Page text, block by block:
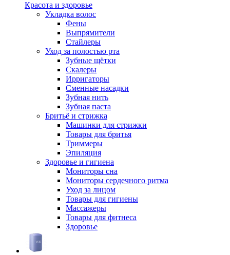
Красота и здоровье
Укладка волос
Фены
Выпрямители
Стайлеры
Уход за полостью рта
Зубные щётки
Скалеры
Ирригаторы
Сменные насадки
Зубная нить
Зубная паста
Бритьё и стрижка
Машинки для стрижки
Товары для бритья
Триммеры
Эпиляция
Здоровье и гигиена
Мониторы сна
Мониторы сердечного ритма
Уход за лицом
Товары для гигиены
Массажеры
Товары для фитнеса
Здоровье